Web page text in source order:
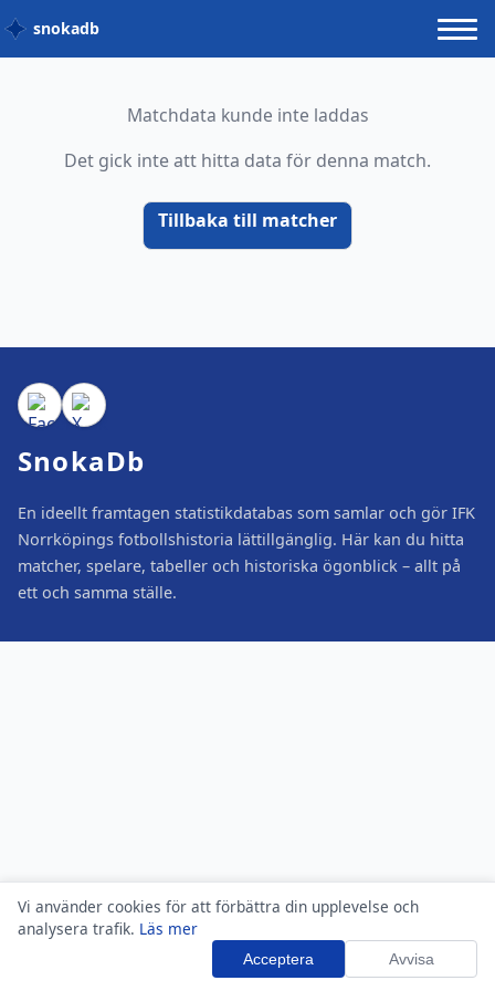
Vi använder cookies för att förbättra din upplevelse och
analysera trafik. Läs mer
Acceptera Avvisa
snokadb
Matchdata kunde inte laddas
Det gick inte att hitta data för denna match.
Tillbaka till matcher
SnokaDb
En ideellt framtagen statistikdatabas som samlar och gör IFK
Norrköpings fotbollshistoria lättillgänglig. Här kan du hitta
matcher, spelare, tabeller och historiska ögonblick – allt på
ett och samma ställe.